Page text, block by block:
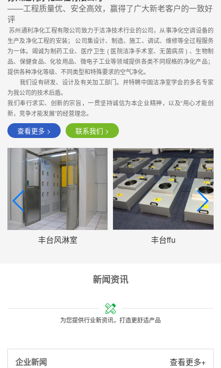
——工程质量优、安全高效，赢得了广大新老客户的一致好
评
苏州通利净化工程有限公司致力于洁净技术行业的公司，从事净化空调设备的
生产及净化工程的安装； 公司集设计、制造、施工、调试、维修等全过程服务
为一体。竭诚为制药工业、医疗卫生 ( 医院洁净手术室、无菌病房 ) 、生物制
品、保健食品、化妆用品、微电子工业等领域提供各类不同规格的净化产品；
提供各种净化等级、不同类型和特殊要求的空气净化。
我们设有研发、设计及有关加工部门。并特聘中国洁净室学会的多名专家
为我公司的技术后盾。
我们奉行求实、创新的宗旨，一贯坚持诚信为本企业精神，以及“用心才能创
新，竞争才能发展”的经营理念。
查看更多 > 联系我们 >
丰台风淋室 丰台ffu
新闻资讯
为您提供行业新资讯，打造更舒适产品
企业新闻 查看更多+